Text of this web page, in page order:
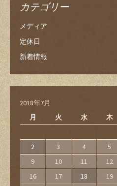
カテゴリー
メディア
定休日
新着情報
2018年7月
月
火 水 木
2
3 4 5
9
10 11 12
16
17 18 19